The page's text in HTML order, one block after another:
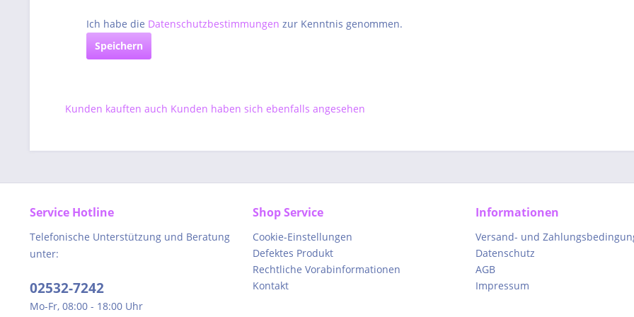
Ich habe die Datenschutzbestimmungen zur Kenntnis genommen.
Speichern
Kunden kauften auch Kunden haben sich ebenfalls angesehen
Service Hotline
Telefonische Unterstützung und Beratung
unter:
02532-7242
Mo-Fr, 08:00 - 18:00 Uhr
Shop Service
Cookie-Einstellungen
Defektes Produkt
Rechtliche Vorabinformationen
Kontakt
Informationen
Versand- und
Datenschutz
AGB
Impressum